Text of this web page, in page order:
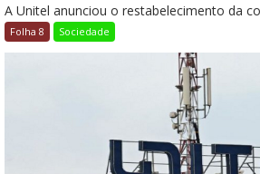
A Unitel anunciou o restabelecimento da
Folha 8 Sociedade